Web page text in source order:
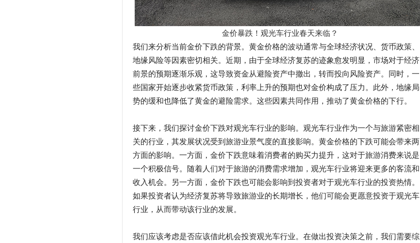
金价暴跌！观光车行业春天来临？
我们来分析当前金价下跌的背景。黄金价格的波动通常与全球经济状况、货币政策、
地缘风险等因素密切相关。近期，由于全球经济复苏的迹象愈发明显，市场对于经济
前景的预期逐渐乐观，这导致资金从避险资产中撤出，转而投向风险资产。同时，一
些国家开始逐步收紧货币政策，利率上升的预期也对金价构成了压力。此外，地缘局
势的缓和也降低了黄金的避险需求。这些因素共同作用，推动了黄金价格的下行。
接下来，我们探讨金价下跌对观光车行业的影响。观光车行业作为一个与旅游紧密相
关的行业，其发展状况受到旅游业景气度的直接影响。黄金价格的下跌可能会带来两
方面的影响。一方面，金价下跌意味着消费者的购买力提升，这对于旅游消费来说是
一个积极信号。随着人们对于旅游的消费需求增加，观光车行业将迎来更多的客流和
收入机会。另一方面，金价下跌也可能会影响到投资者对于观光车行业的投资热情。
如果投资者认为经济复苏将导致旅游业的长期增长，他们可能会更愿意投资于观光车
行业，从而带动该行业的发展。
我们应该考虑是否应该借此机会投资观光车行业。在做出投资决策之前，我们需要综